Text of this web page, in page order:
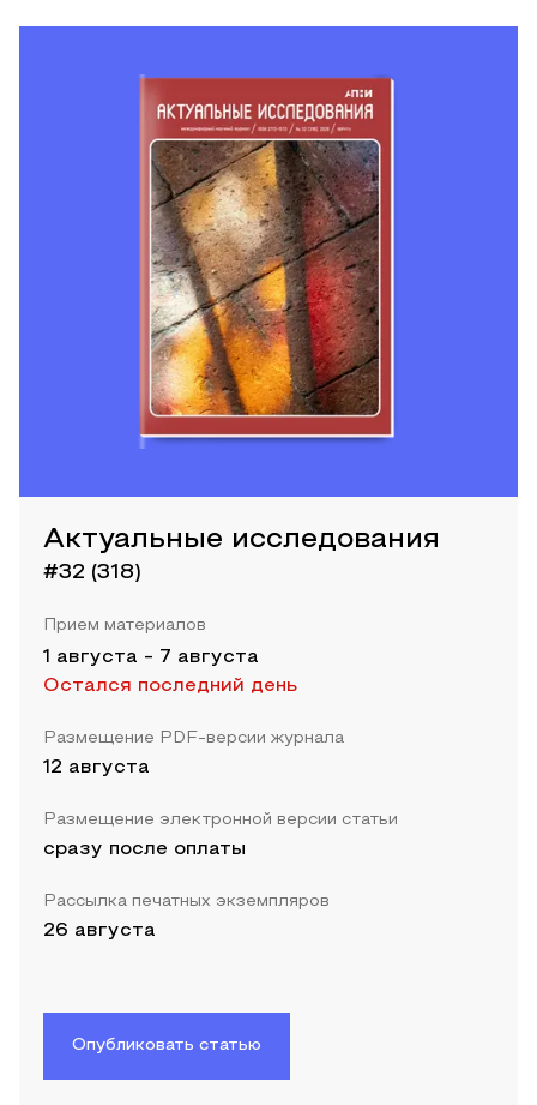
Актуальные исследования
#32 (318)
Прием материалов
1 августа - 7 августа
Остался последний день
Размещение PDF-версии журнала
12 августа
Размещение электронной версии статьи
сразу после оплаты
Рассылка печатных экземпляров
26 августа
Опубликовать статью